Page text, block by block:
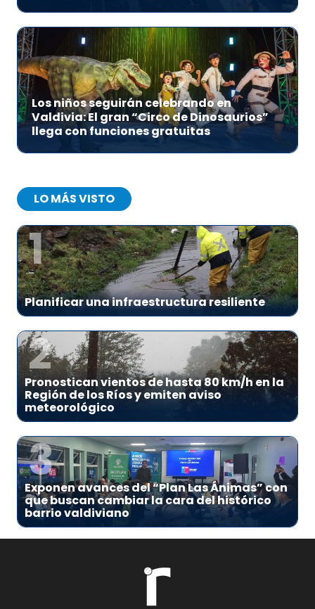
Los niños seguirán celebrando en
Valdivia: El gran “Circo de Dinosaurios”
llega con funciones gratuitas
LO MÁS VISTO
1
Planificar una infraestructura resiliente
2
Pronostican vientos de hasta 80 km/h en la
Región de los Ríos y emiten aviso
meteorológico
3
Exponen avances del “Plan Las Ánimas” con
que buscan cambiar la cara del histórico
barrio valdiviano